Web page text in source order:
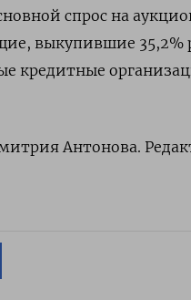
спрос на
выкупившие 35,2%
кредитные
Антонова.